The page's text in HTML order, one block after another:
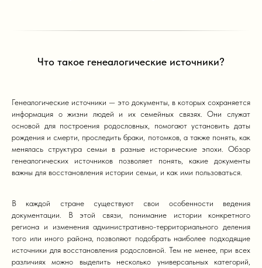
Что такое генеалогические источники?
Генеалогические источники — это документы, в которых сохраняется
информация о жизни людей и их семейных связях. Они служат
основой для построения родословных, помогают установить даты
рождения и смерти, проследить браки, потомков, а также понять, как
менялась структура семьи в разные исторические эпохи. Обзор
генеалогических источников позволяет понять, какие документы
важны для восстановления истории семьи, и как ими пользоваться.
В каждой стране существуют свои особенности ведения
документации. В этой связи, понимание истории конкретного
региона и изменения административно-территориального деления
того или иного района, позволяют подобрать наиболее подходящие
источники для восстановления родословной. Тем не менее, при всех
различиях можно выделить несколько универсальных категорий,